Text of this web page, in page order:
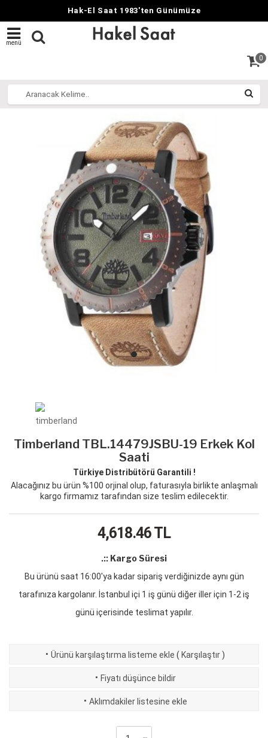
Hak-El Saat 1983'ten Günümüze
menü
0
Timberland TBL.14479JSBU-19 Erkek Kol
Saati
Türkiye Distribütörü Garantili !
Alacağınız bu ürün %100 orjinal olup, faturasıyla birlikte anlaşmalı
kargo firmamız tarafından size teslim edilecektir.
4,618.46TL
.:: Kargo Süresi
Bu ürünü saat 16:00'ya kadar sipariş verdiğinizde aynı gün
tarafınıza kargolanır. İstanbul içi 1 iş günü diğer iller için 1-2 iş
günü içerisinde teslimat yapılır.
· Ürünü karşılaştırma listeme ekle ( Karşılaştır )
· Fiyatı düşünce bildir
· Aklımdakiler listesine ekle